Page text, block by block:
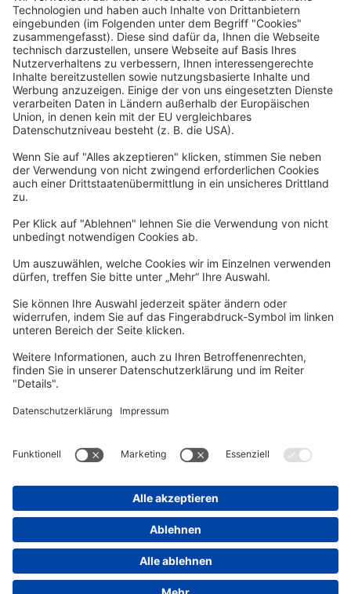
Rechtliches
Allgemeine Geschäftsbedingungen
Widerrufsbelehrung
Datenschutzerklärung
Barrierefreiheitserklärung
Impressum
Newsletter
Per E-Mail informieren wir Sie über interessante Angebote.
Zum Newsletter anmelden
vhs Post
Zur vhs Post anmelden
Kontrast
Kurs-Merkliste
Bitte melden Sie sich über den folgenden Button an:
Sie haben noch kein Konto?
Registrieren Sie sich jetzt
Warenkorb
Es befinden sich derzeit keine Kurse/Veranstaltungen in Ihrem